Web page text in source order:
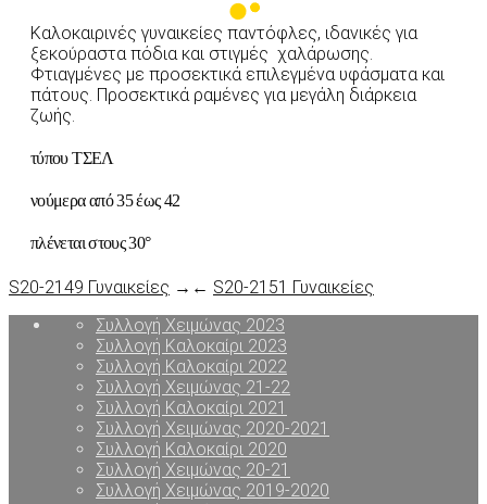
Καλοκαιρινές γυναικείες παντόφλες, ιδανικές για
ξεκούραστα πόδια και στιγμές χαλάρωσης.
Φτιαγμένες με προσεκτικά επιλεγμένα υφάσματα και
πάτους. Προσεκτικά ραμένες για μεγάλη διάρκεια
ζωής.
τύπου ΤΣΕΛ
νούμερα από 35 έως 42
πλένεται στους 30°
S20-2149 Γυναικείες → ← S20-2151 Γυναικείες
Συλλογή Χειμώνας 2023
Συλλογή Καλοκαίρι 2023
Συλλογή Καλοκαίρι 2022
Συλλογή Χειμώνας 21-22
Συλλογή Καλοκαίρι 2021
Συλλογή Χειμώνας 2020-2021
Συλλογή Καλοκαίρι 2020
Συλλογή Χειμώνας 20-21
Συλλογή Χειμώνας 2019-2020